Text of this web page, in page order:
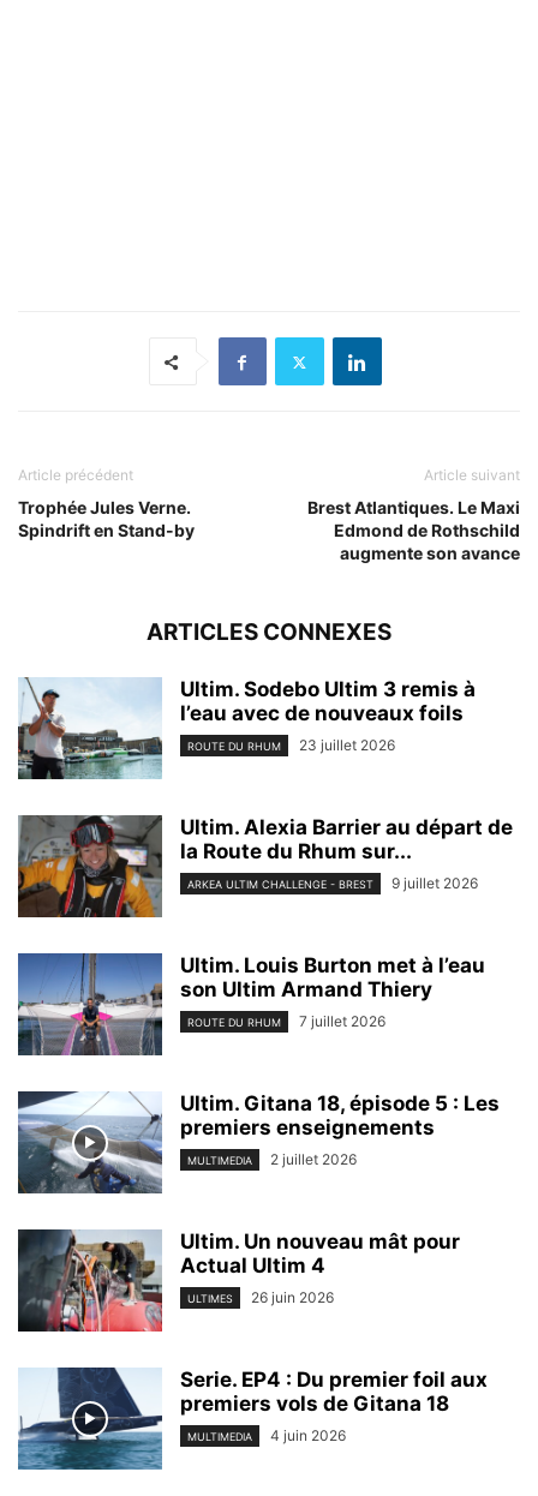
Article précédent
Trophée Jules Verne.
Spindrift en Stand-by
Article suivant
Brest Atlantiques. Le Maxi
Edmond de Rothschild
augmente son avance
ARTICLES CONNEXES
Ultim. Sodebo Ultim 3 remis à
l’eau avec de nouveaux foils
ROUTE DU RHUM 23 juillet 2026
Ultim. Alexia Barrier au départ de
la Route du Rhum sur...
ARKEA ULTIM CHALLENGE - BREST 9 juillet 2026
Ultim. Louis Burton met à l’eau
son Ultim Armand Thiery
ROUTE DU RHUM 7 juillet 2026
Ultim. Gitana 18, épisode 5 : Les
premiers enseignements
MULTIMEDIA 2 juillet 2026
Ultim. Un nouveau mât pour
Actual Ultim 4
ULTIMES 26 juin 2026
Serie. EP4 : Du premier foil aux
premiers vols de Gitana 18
MULTIMEDIA 4 juin 2026